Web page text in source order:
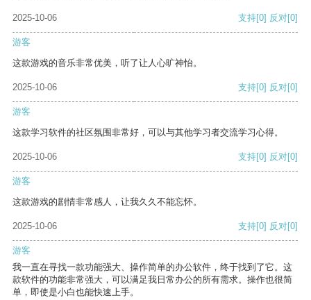
2025-10-06 支持[0] 反对[0]
游客
这款游戏的音乐非常优美，听了让人心旷神怡。
2025-10-06 支持[0] 反对[0]
游客
这款学习软件的社区氛围非常好，可以与其他学习者交流学习心得。
2025-10-06 支持[0] 反对[0]
游客
这款游戏的剧情非常感人，让我久久不能忘怀。
2025-10-06 支持[0] 反对[0]
游客
我一直在寻找一款功能强大、操作简单的办公软件，终于找到了它。这
款软件的功能非常强大，可以满足我日常办公的所有需求。操作也很简
单，即使是小白也能快速上手。